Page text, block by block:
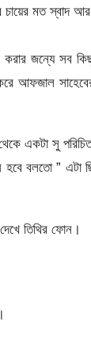
মত স্বাদ
করার জন্যে সব
আফজাল
একটা সু
বলতো ” এটা
তিথির ফোন।